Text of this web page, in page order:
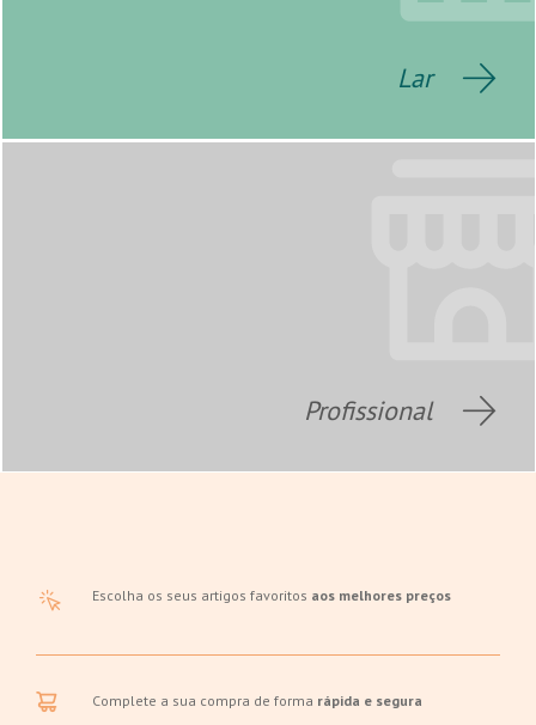
Lar
Profissional
Escolha os seus artigos favoritos aos melhores preços
Complete a sua compra de forma rápida e segura